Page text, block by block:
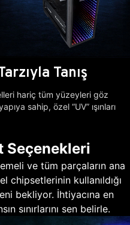
Tanış
hariç tüm yüzeyleri göz
sahip, özel “UV” ışınları
Seçenekleri
ve tüm parçaların ana
chipsetlerinin kullanıldığı
bekliyor. İhtiyacına en
sınırlarını sen belirle.